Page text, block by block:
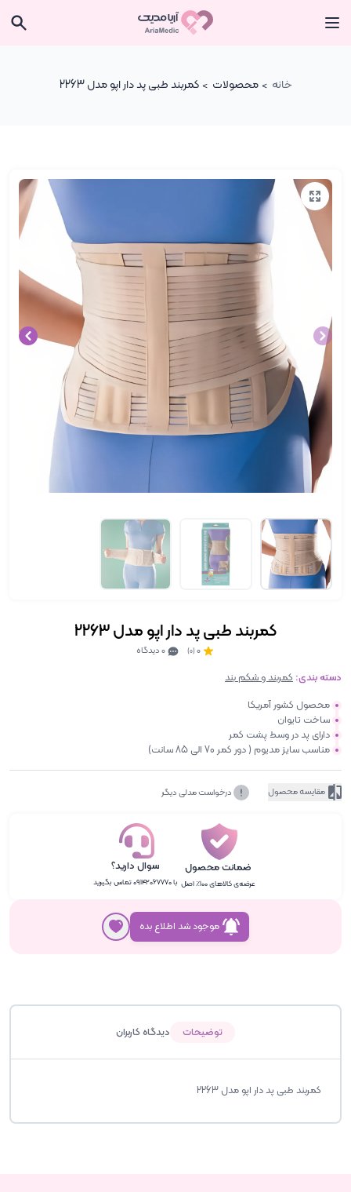
خانه محصولات کمربند طبی پد دار اپو مدل 2263
کمربند طبی پد دار اپو مدل 2263
0
(0)
دسته بندی: کمربند و شکم بند
محصول کشور آمریکا
ساخت تایوان
دارای پد در وسط پشت کمر
مناسب سایز مدیوم ( دور کمر 70 الی 85 سانت)
مقایسه محصول درخواست مدلی دیگر
ضمانت محصول
عرضه‌ی کالاهای ۱۰۰٪ اصل
سوال دارید؟
با ۰۹۱۴۲۰۶۷۷۷۰ تماس بگیرید
موجود شد اطلاع بده
توضیحات دیدگاه کاربران
کمربند طبی پد دار اپو مدل 2263